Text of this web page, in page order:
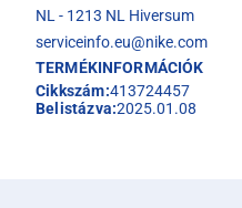
NL - 1213 NL Hiversum
serviceinfo.eu@nike.com
TERMÉKINFORMÁCIÓK
Cikkszám:413724457
Belistázva:2025.01.08